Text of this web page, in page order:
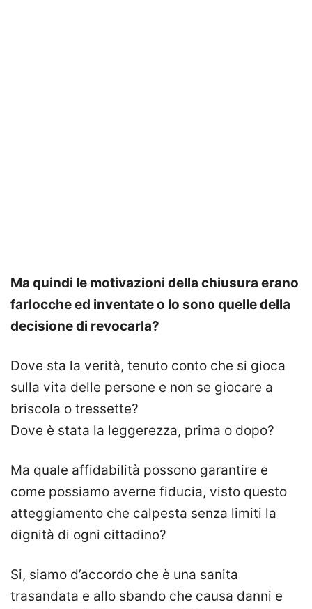
Ma quindi le motivazioni della chiusura erano
farlocche ed inventate o lo sono quelle della
decisione di revocarla?
Dove sta la verità, tenuto conto che si gioca
sulla vita delle persone e non se giocare a
briscola o tressette?
Dove è stata la leggerezza, prima o dopo?
Ma quale affidabilità possono garantire e
come possiamo averne fiducia, visto questo
atteggiamento che calpesta senza limiti la
dignità di ogni cittadino?
Si, siamo d’accordo che è una sanita
trasandata e allo sbando che causa danni e